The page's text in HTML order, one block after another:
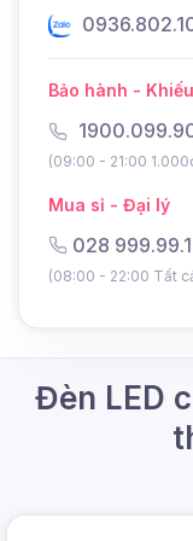
Tinh
Bảo hành -
(09:00 - 21:00
Mua sỉ - Đại lý
028
(08:00 - 22:00 Tất
Đèn LED